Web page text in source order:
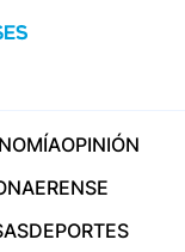
OPINIÓN
DEPORTES